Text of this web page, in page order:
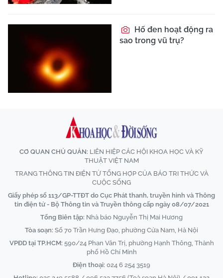
Hố đen hoạt động ra
sao trong vũ trụ?
CƠ QUAN CHỦ QUẢN: LIÊN HIỆP CÁC HỘI KHOA HỌC VÀ KỸ
THUẬT VIỆT NAM
TRANG THÔNG TIN ĐIỆN TỬ TỔNG HỢP CỦA BÁO TRI THỨC VÀ
CUỘC SỐNG
Giấy phép số 113/GP-TTĐT do Cục Phát thanh, truyền hình và Thông
tin điện tử - Bộ Thông tin và Truyền thông cấp ngày 08/07/2021
Tổng Biên tập: Nhà báo Nguyễn Thị Mai Hương
Tòa soạn: Số 70 Trần Hưng Đạo, phường Cửa Nam, Hà Nội
VPĐD tại TP.HCM: 590/24 Phan Văn Trị, phường Hạnh Thông, Thành
phố Hồ Chí Minh
Điện thoại: 024 6 254 3519